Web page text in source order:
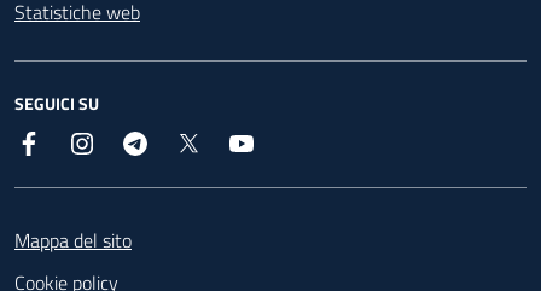
Statistiche web
SEGUICI SU
Facebook InstagramTelegram
Mappa del sito
Cookie policy